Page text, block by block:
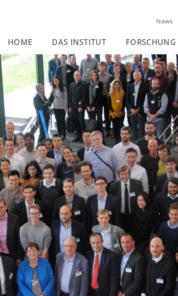
News
HOME DAS INSTITUT FORSCHUNG